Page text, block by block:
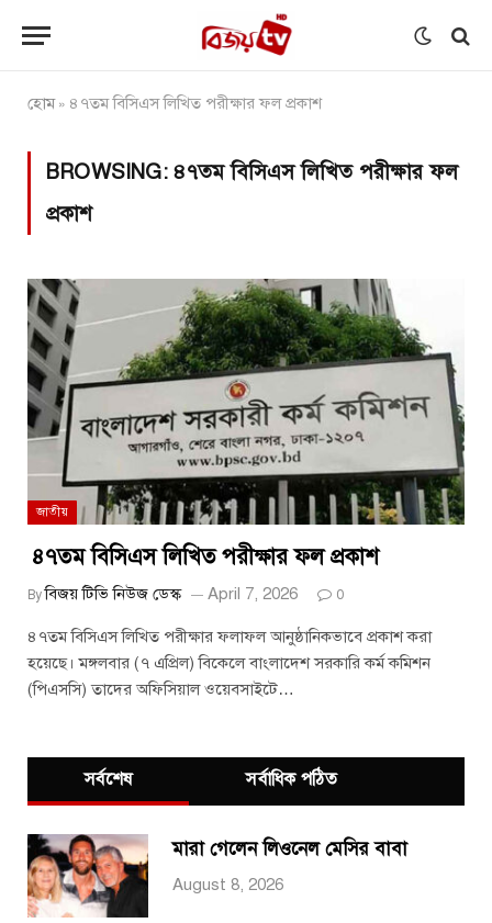
হোম» ৪৭তম বিসিএস লিখিত পরীক্ষার ফল প্রকাশ
BROWSING: ৪৭তম বিসিএস লিখিত পরীক্ষার ফল
প্রকাশ
জাতীয়
৪৭তম বিসিএস লিখিত পরীক্ষার ফল প্রকাশ
By বিজয় টিভি নিউজ ডেস্ক April 7, 2026 0
৪৭তম বিসিএস লিখিত পরীক্ষার ফলাফল আনুষ্ঠানিকভাবে প্রকাশ করা
হয়েছে। মঙ্গলবার (৭ এপ্রিল) বিকেলে বাংলাদেশ সরকারি কর্ম কমিশন
(পিএসসি) তাদের অফিসিয়াল ওয়েবসাইটে…
সর্বশেষ সর্বাধিক পঠিত
মারা গেলেন লিওনেল মেসির বাবা
August 8, 2026